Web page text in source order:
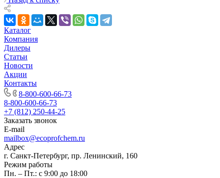
Каталог
Компания
Дилеры
Статьи
Новости
Акции
Контакты
8-800-600-66-73
8-800-600-66-73
+7 (812) 250-44-25
Заказать звонок
E-mail
mailbox@ecoprofchem.ru
Адрес
г. Санкт-Петербург, пр. Ленинский, 160
Режим работы
Пн. – Пт.: с 9:00 до 18:00